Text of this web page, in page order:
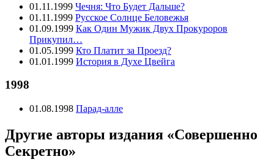
01.11.1999 Чечня: Что Будет Дальше?
01.11.1999 Русское Солнце Беловежья
01.09.1999 Как Один Мужик Двух Прокуроров
Прикупил…
01.05.1999 Кто Платит за Проезд?
01.01.1999 История в Духе Цвейга
1998
01.08.1998 Парад-алле
Другие авторы издания «Совершенно
Секретно»